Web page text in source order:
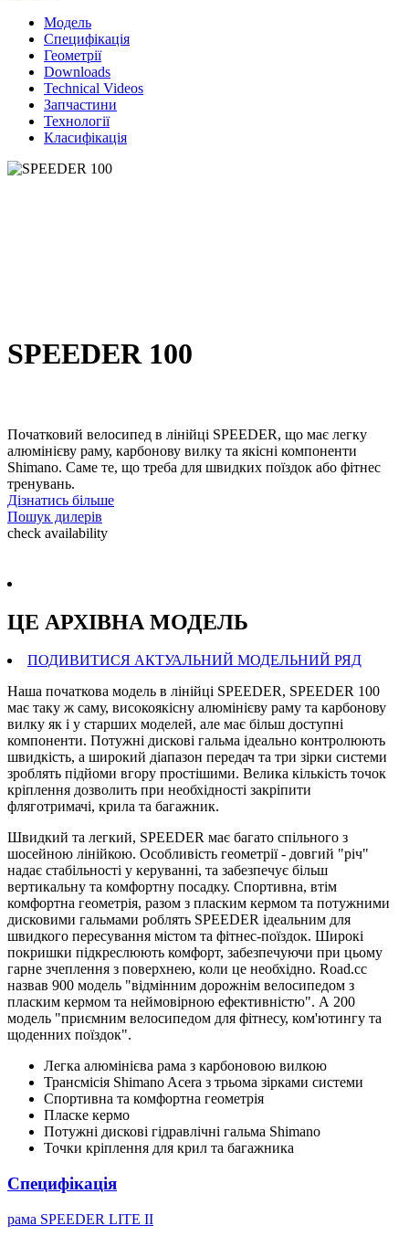
Модель
Специфікація
Геометрії
Downloads
Technical Videos
Запчастини
Технології
Класифікація
SPEEDER 100
Початковий велосипед в лінійці SPEEDER, що має легку
алюмінієву раму, карбонову вилку та якісні компоненти
Shimano. Саме те, що треба для швидких поїздок або фітнес
тренувань.
Дізнатись більше
Пошук дилерів
check availability
ЦЕ АРХIВНА МОДЕЛЬ
ПОДИВИТИСЯ АКТУАЛЬНИЙ МОДЕЛЬНИЙ РЯД
Наша початкова модель в лінійці SPEEDER, SPEEDER 100
має таку ж саму, високоякісну алюмінієву раму та карбонову
вилку як і у старших моделей, але має більш доступні
компоненти. Потужні дискові гальма ідеально контролюють
швидкість, а широкий діапазон передач та три зірки системи
зроблять підйоми вгору простішими. Велика кількість точок
кріплення дозволить при необхідності закріпити
фляготримачі, крила та багажник.
Швидкий та легкий, SPEEDER має багато спільного з
шосейною лінійкою. Особливість геометрії - довгий "річ"
надає стабільності у керуванні, та забезпечує більш
вертикальну та комфортну посадку. Спортивна, втім
комфортна геометрія, разом з пласким кермом та потужними
дисковими гальмами роблять SPEEDER ідеальним для
швидкого пересування містом та фітнес-поїздок. Широкі
покришки підкреслюють комфорт, забезпечуючи при цьому
гарне зчеплення з поверхнею, коли це необхідно. Road.cc
назвав 900 модель "відмінним дорожнім велосипедом з
пласким кермом та неймовірною ефективністю". А 200
модель "приємним велосипедом для фітнесу, ком'ютингу та
щоденних поїздок".
Легка алюмінієва рама з карбоновою вилкою
Трансмісія Shimano Acera з трьома зірками системи
Спортивна та комфортна геометрія
Пласке кермо
Потужні дискові гідравлічні гальма Shimano
Точки кріплення для крил та багажника
Специфікація
рама SPEEDER LITE II